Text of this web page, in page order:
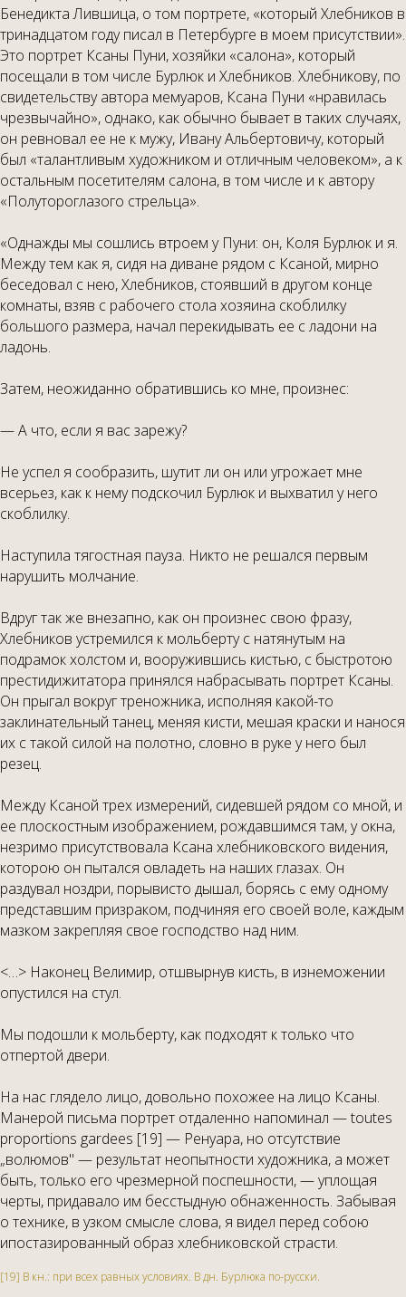
Бенедикта Лившица, о том портрете, «который Хлебников в
тринадцатом году писал в Петербурге в моем присутствии».
Это портрет Ксаны Пуни, хозяйки «салона», который
посещали в том числе Бурлюк и Хлебников. Хлебникову, по
свидетельству автора мемуаров, Ксана Пуни «нравилась
чрезвычайно», однако, как обычно бывает в таких случаях,
он ревновал ее не к мужу, Ивану Альбертовичу, который
был «талантливым художником и отличным человеком», а к
остальным посетителям салона, в том числе и к автору
«Полутороглазого стрельца».
«Однажды мы сошлись втроем у Пуни: он, Коля Бурлюк и я.
Между тем как я, сидя на диване рядом с Ксаной, мирно
беседовал с нею, Хлебников, стоявший в другом конце
комнаты, взяв с рабочего стола хозяина скоблилку
большого размера, начал перекидывать ее с ладони на
ладонь.
Затем, неожиданно обратившись ко мне, произнес:
— А что, если я вас зарежу?
Не успел я сообразить, шутит ли он или угрожает мне
всерьез, как к нему подскочил Бурлюк и выхватил у него
скоблилку.
Наступила тягостная пауза. Никто не решался первым
нарушить молчание.
Вдруг так же внезапно, как он произнес свою фразу,
Хлебников устремился к мольберту с натянутым на
подрамок холстом и, вооружившись кистью, с быстротою
престидижитатора принялся набрасывать портрет Ксаны.
Он прыгал вокруг треножника, исполняя какой-то
заклинательный танец, меняя кисти, мешая краски и нанося
их с такой силой на полотно, словно в руке у него был
резец.
Между Ксаной трех измерений, сидевшей рядом со мной, и
ее плоскостным изображением, рождавшимся там, у окна,
незримо присутствовала Ксана хлебниковского видения,
которою он пытался овладеть на наших глазах. Он
раздувал ноздри, порывисто дышал, борясь с ему одному
представшим призраком, подчиняя его своей воле, каждым
мазком закрепляя свое господство над ним.
<…> Наконец Велимир, отшвырнув кисть, в изнеможении
опустился на стул.
Мы подошли к мольберту, как подходят к только что
отпертой двери.
На нас глядело лицо, довольно похожее на лицо Ксаны.
Манерой письма портрет отдаленно напоминал — toutes
proportions gardees [19] — Ренуара, но отсутствие
„волюмов" — результат неопытности художника, а может
быть, только его чрезмерной поспешности, — уплощая
черты, придавало им бесстыдную обнаженность. Забывая
о технике, в узком смысле слова, я видел перед собою
ипостазированный образ хлебниковской страсти.
[19] В кн.: при всех равных условиях. В дн. Бурлюка по-русски.